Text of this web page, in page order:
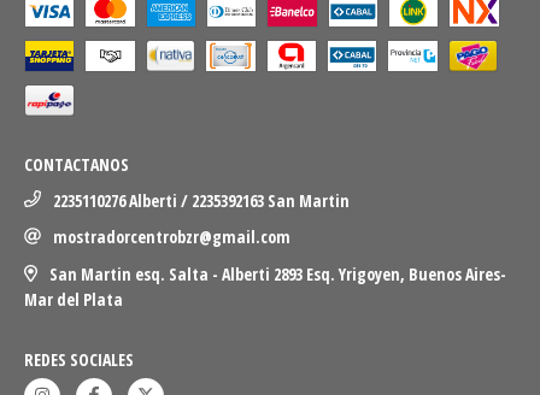
CONTACTANOS
2235110276 Alberti / 2235392163 San Martin
mostradorcentrobzr@gmail.com
San Martin esq. Salta - Alberti 2893 Esq. Yrigoyen, Buenos Aires-
Mar del Plata
REDES SOCIALES